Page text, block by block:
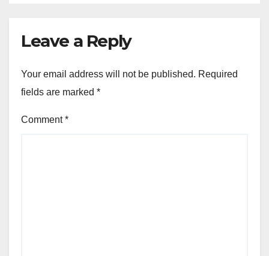
Leave a Reply
Your email address will not be published. Required
fields are marked *
Comment*